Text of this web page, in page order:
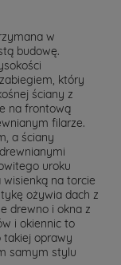
w
budowę.
który
ściany z
na frontową
filarze.
a ściany
uroku
na torcie
ożywia dach z
drewno i okna z
i okiennic to
takiej oprawy
samym stylu